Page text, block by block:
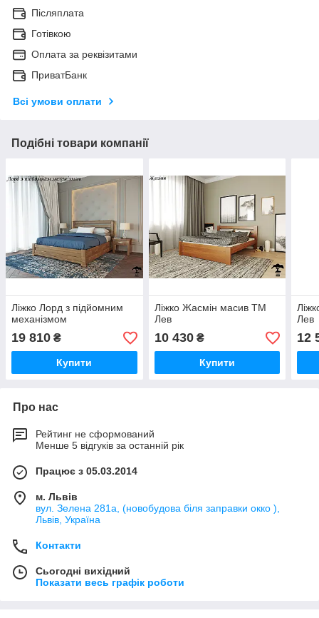
Післяплата
Готівкою
Оплата за реквізитами
ПриватБанк
Всі умови оплати
Подібні товари компанії
Ліжко Лорд з підйомним
механізмом
19 810 ₴
Купити
Ліжко Жасмін масив ТМ
Лев
10 430₴
Купити
Лев
12
Про нас
Рейтинг не сформований
Менше 5 відгуків за останній рік
Працює з 05.03.2014
м. Львів
вул. Зелена 281а, (новобудова біля заправки окко ),
Львів, Україна
Контакти
Сьогодні вихідний
Показати весь графік роботи